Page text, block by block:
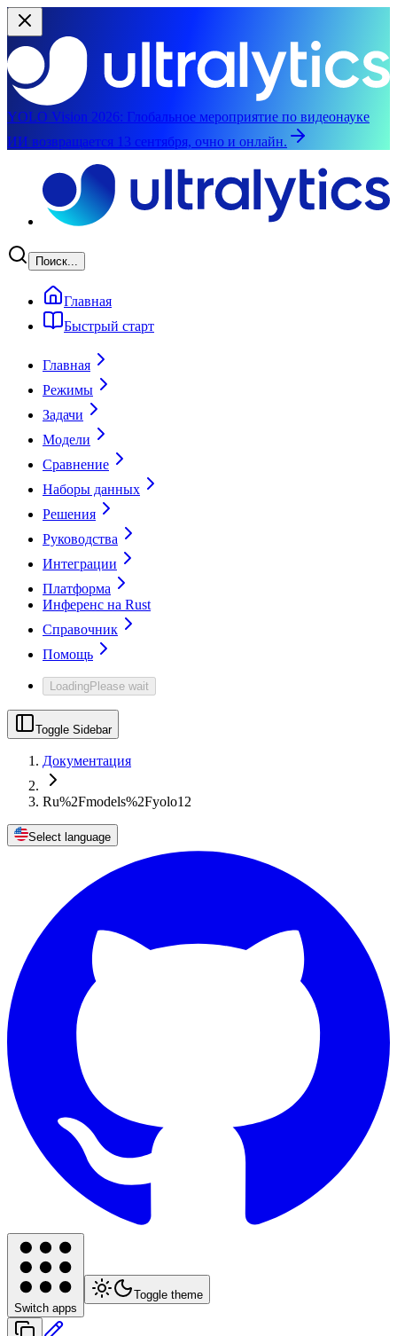
YOLO Vision 2026: Глобальное мероприятие по видеонауке
ИИ возвращается 13 сентября, очно и онлайн.
Поиск...
Главная
Быстрый старт
Главная
Режимы
Задачи
Модели
Сравнение
Наборы данных
Решения
Руководства
Интеграции
Платформа
Инференс на Rust
Справочник
Помощь
LoadingPlease wait
Toggle Sidebar
Документация
Ru%2Fmodels%2Fyolo12
Select language
Switch apps
Toggle theme